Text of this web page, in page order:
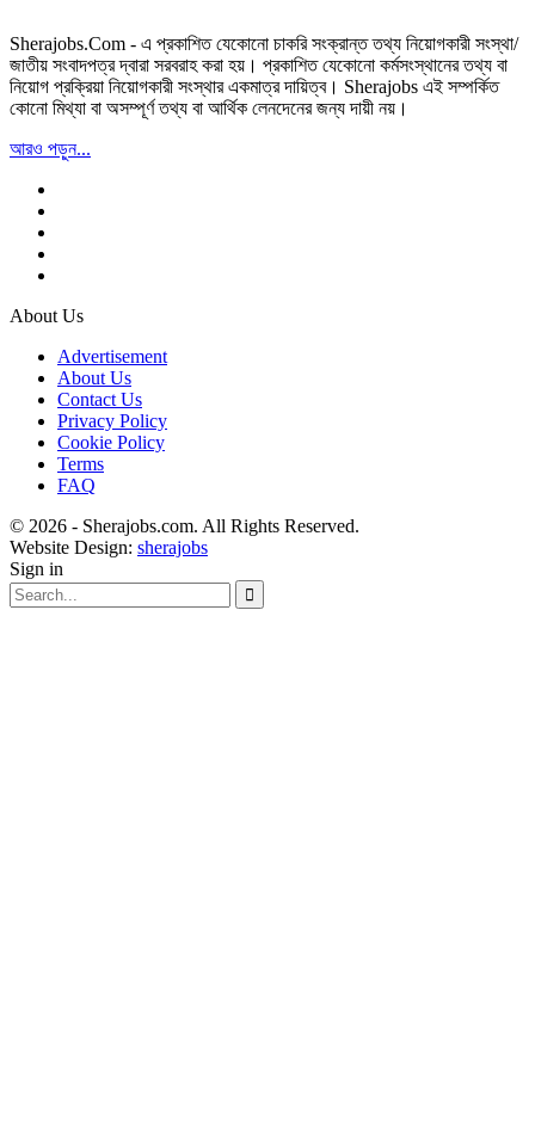
Sherajobs.Com - এ প্রকাশিত যেকোনো চাকরি সংক্রান্ত তথ্য নিয়োগকারী সংস্থা/
জাতীয় সংবাদপত্র দ্বারা সরবরাহ করা হয়। প্রকাশিত যেকোনো কর্মসংস্থানের তথ্য বা
নিয়োগ প্রক্রিয়া নিয়োগকারী সংস্থার একমাত্র দায়িত্ব। Sherajobs এই সম্পর্কিত
কোনো মিথ্যা বা অসম্পূর্ণ তথ্য বা আর্থিক লেনদেনের জন্য দায়ী নয়।
আরও পড়ুন...
About Us
Advertisement
About Us
Contact Us
Privacy Policy
Cookie Policy
Terms
FAQ
© 2026 - Sherajobs.com. All Rights Reserved.
Website Design: sherajobs
Sign in